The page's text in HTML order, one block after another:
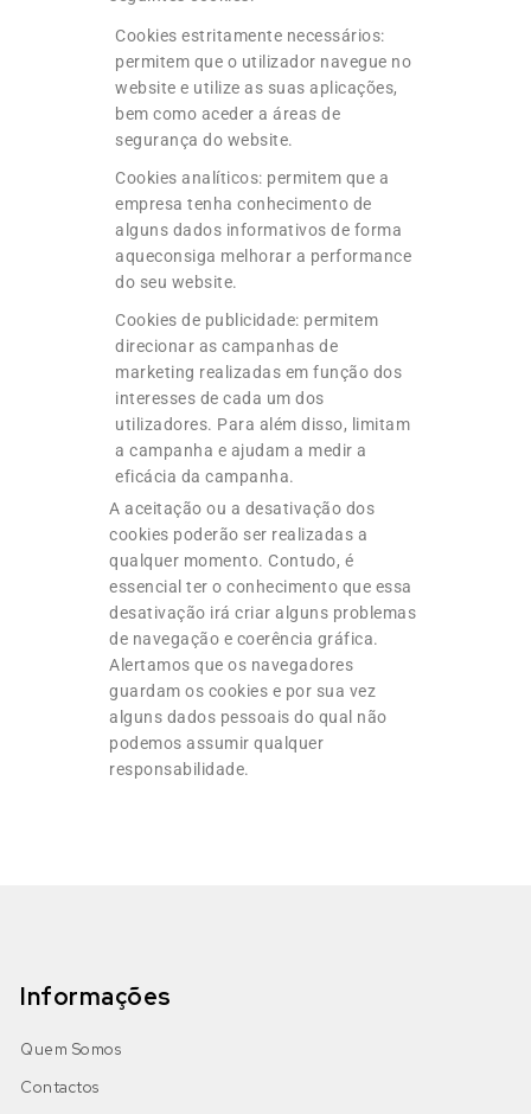
Cookies estritamente necessários:
permitem que o utilizador navegue no
website e utilize as suas aplicações,
bem como aceder a áreas de
segurança do website.
Cookies analíticos: permitem que a
empresa tenha conhecimento de
alguns dados informativos de forma
aqueconsiga melhorar a performance
do seu website.
Cookies de publicidade: permitem
direcionar as campanhas de
marketing realizadas em função dos
interesses de cada um dos
utilizadores. Para além disso, limitam
a campanha e ajudam a medir a
eficácia da campanha.
A aceitação ou a desativação dos
cookies poderão ser realizadas a
qualquer momento. Contudo, é
essencial ter o conhecimento que essa
desativação irá criar alguns problemas
de navegação e coerência gráfica.
Alertamos que os navegadores
guardam os cookies e por sua vez
alguns dados pessoais do qual não
podemos assumir qualquer
responsabilidade.
Informações
Quem Somos
Contactos